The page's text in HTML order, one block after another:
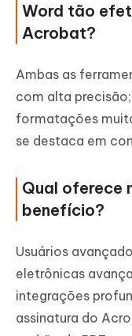
Word tão
Acrobat?
Ambas as
com alta
formatações
se destaca em
Qual oferece
benefício?
Usuários
eletrônicas
integrações
assinatura do